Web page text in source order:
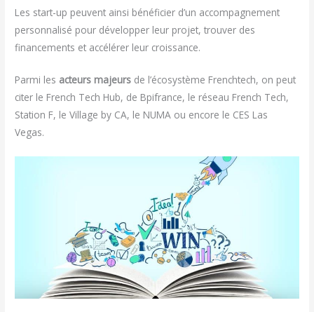
Les start-up peuvent ainsi bénéficier d’un accompagnement
personnalisé pour développer leur projet, trouver des
financements et accélérer leur croissance.
Parmi les acteurs majeurs de l’écosystème Frenchtech, on peut
citer le French Tech Hub, de Bpifrance, le réseau French Tech,
Station F, le Village by CA, le NUMA ou encore le CES Las
Vegas.